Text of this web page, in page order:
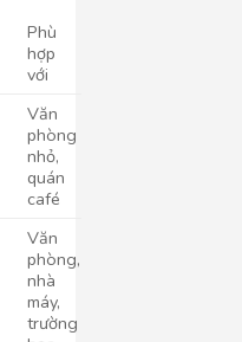
Phù
hợp
với
Văn
phòng
nhỏ,
quán
café
Văn
phòng,
nhà
máy,
trường